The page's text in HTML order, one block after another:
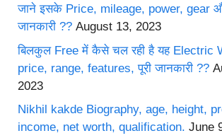
जाने इसके Price, mileage, power, gear
जानकारी ?? August 13, 2023
बिलकुल Free में कैसे चल रही है यह Electric
price, range, features, पूरी जानकारी ??
2023
Nikhil kakde Biography, age, height,
income, net worth, qualification. June